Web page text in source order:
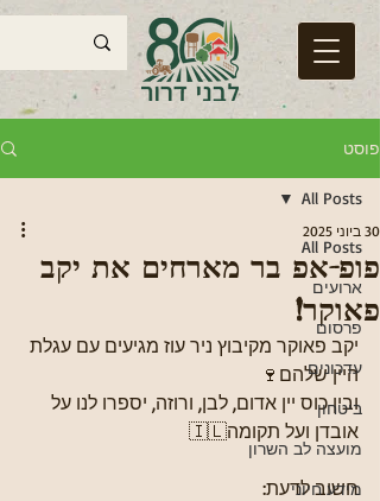
פוסט
All Posts
ארועים
פרסום
עדכונים
ביטחון
מועצה לב השרון
מידע חיוני
All Posts
פופ-אפ בר מארחים את יקב
פאוקר!
30 ביוני 2025
יקב פאוקר מקיבוץ ניר עוז מגיעים עם עגלת
היין שלהם🍷
ובין כוס יין אדום, לבן, ורוזה, יספרו לנו על
אובדן ועל תקומה🇮🇱
חשוב לדעת: